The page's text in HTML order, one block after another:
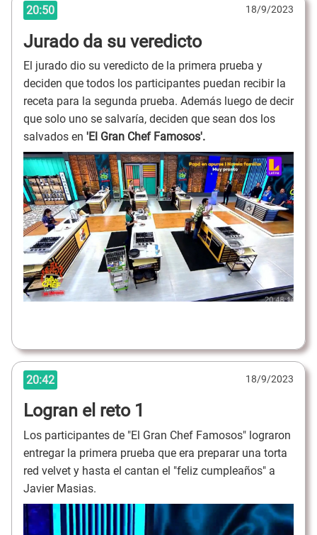
20:50 18/9/2023
Jurado da su veredicto
El jurado dio su veredicto de la primera prueba y
deciden que todos los participantes puedan recibir la
receta para la segunda prueba. Además luego de decir
que solo uno se salvaría, deciden que sean dos los
salvados en 'El Gran Chef Famosos'.
20:42 18/9/2023
Logran el reto 1
Los participantes de "El Gran Chef Famosos" lograron
entregar la primera prueba que era preparar una torta
red velvet y hasta el cantan el "feliz cumpleaños" a
Javier Masias.